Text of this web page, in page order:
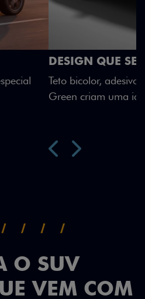
e detalhes em Citrus
visual única.
O SUV
VEM COM